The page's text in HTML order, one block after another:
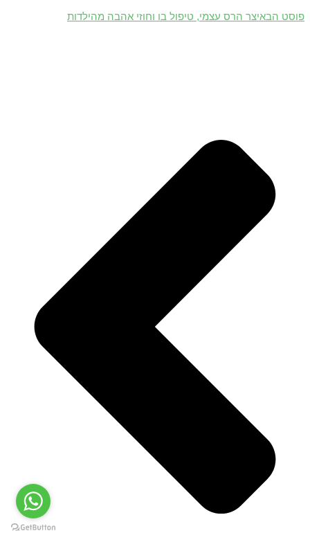
פוסט הבאיצר הרס עצמי, טיפול בו וחוזי אהבה מהילדות